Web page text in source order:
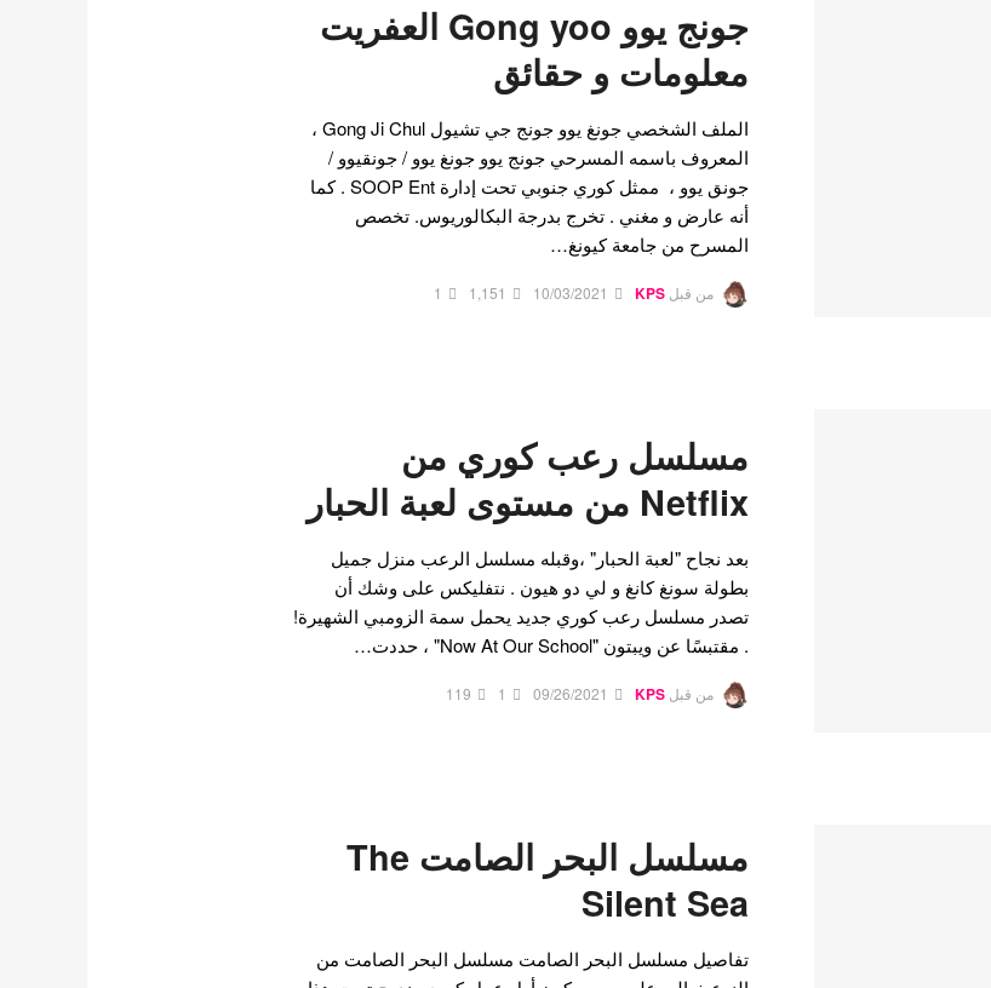
جونج يوو Gong yoo العفريت
معلومات و حقائق
الملف الشخصي جونغ يوو جونج جي تشيول Gong Ji Chul ،
المعروف باسمه المسرحي جونج يوو جونغ يوو / جونقيوو /
جونق يوو ، ممثل كوري جنوبي تحت إدارة SOOP Ent . كما
أنه عارض و مغني . تخرج بدرجة البكالوريوس. تخصص
المسرح من جامعة كيونغ…
من قبل KPS
10/03/2021
1,151
1
مسلسل رعب كوري من
Netflix من مستوى لعبة الحبار
بعد نجاح "لعبة الحبار" ،وقبله مسلسل الرعب منزل جميل
بطولة سونغ كانغ و لي دو هيون . نتفليكس على وشك أن
تصدر مسلسل رعب كوري جديد يحمل سمة الزومبي الشهيرة!
. مقتبسًا عن ويبتون "Now At Our School" ، حددت…
من قبل KPS
09/26/2021
1
119
مسلسل البحر الصامت The
Silent Sea
تفاصيل مسلسل البحر الصامت مسلسل البحر الصامت من